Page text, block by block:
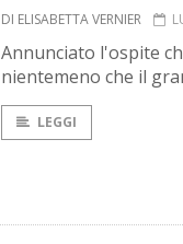
DI ELISABETTA VERNIER
Annunciato l'ospite
nientemeno che il
LEGGI